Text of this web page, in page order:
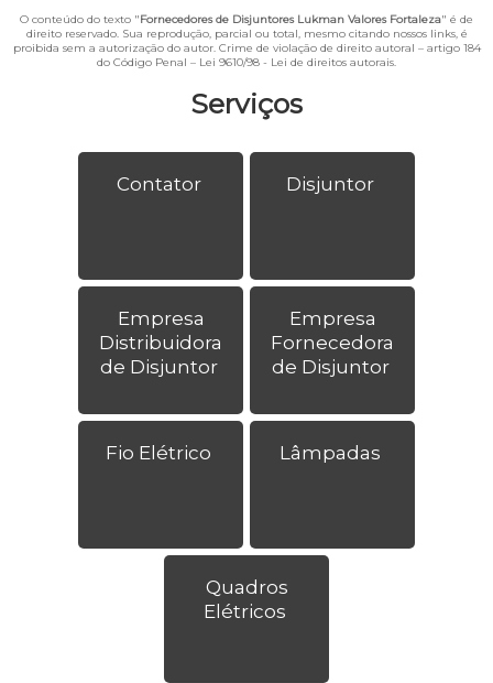
Serviços
Contator Disjuntor
Empresa
Distribuidora
de Disjuntor
Empresa
Fornecedora
de Disjuntor
Fio Elétrico Lâmpadas
Quadros
Elétricos
O conteúdo do texto "Fornecedores de Disjuntores Lukman Valores Fortaleza" é de
direito reservado. Sua reprodução, parcial ou total, mesmo citando nossos links, é
proibida sem a autorização do autor. Crime de violação de direito autoral – artigo 184
do Código Penal – Lei 9610/98 - Lei de direitos autorais.